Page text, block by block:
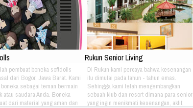
pembuat boneka softdolls
dari Bogor, Jawa Barat. Kami
sebagai teman bermain
atau saudara Anda. Boneka
dari material yang aman dan
Rukun Senior Living
Di Rukun kami percaya bahwa kesenangan
itu dimulai pada tahun - tahun emas.
Sehingga kami telah mengembangkan
sebuah klub dan resort dimana para senior
yang ingin menikmati kesenangan, aktif,